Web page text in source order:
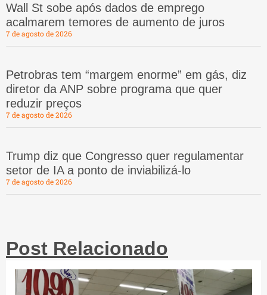
Wall St sobe após dados de emprego
acalmarem temores de aumento de juros
7 de agosto de 2026
Petrobras tem “margem enorme” em gás, diz
diretor da ANP sobre programa que quer
reduzir preços
7 de agosto de 2026
Trump diz que Congresso quer regulamentar
setor de IA a ponto de inviabilizá-lo
7 de agosto de 2026
Post Relacionado